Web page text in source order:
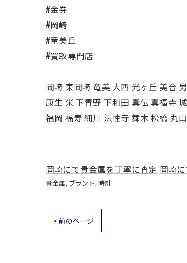
#金券
#岡崎
#竜美丘
#買取専門店
岡崎 東岡崎 竜美 大西 光ヶ丘 美合
康生 栄 下青野 下和田 真伝 真福寺
福岡 福寿 細川 法性寺 舞木 松橋 丸
岡崎にて貴金属を丁寧に査定 岡崎
貴金属 ブランド 時計
< 前のページ